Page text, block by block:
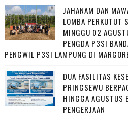
JAHANAM DAN
LOMBA PERKUTUT
MINGGU 02
PENGDA P3SI
PENGWIL P3SI LAMPUNG DI
DUA FASILITAS
PRINGSEWU
HINGGA AGUSTUS
PENGERJAAN